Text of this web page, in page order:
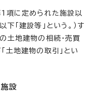
項に定められた施設以
「建設等」という。）す
土地建物の相続・売買
土地建物の取引」とい
設